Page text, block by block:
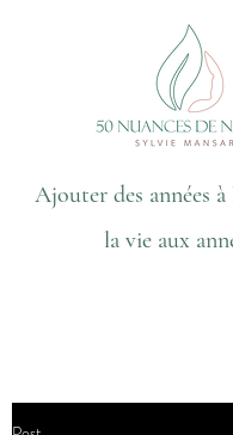
Ajouter des années
la vie aux